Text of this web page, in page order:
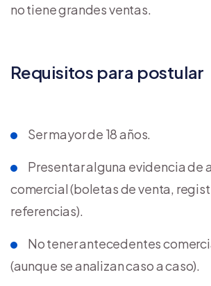
no tiene grandes ventas.
Requisitos para postular
Ser mayor de 18 años.
Presentar alguna evidencia de
comercial (boletas de venta,
referencias).
No tener antecedentes
(aunque se analizan caso a caso).